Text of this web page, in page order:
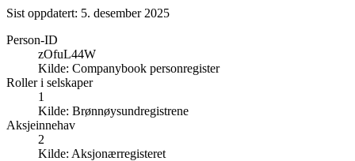
Sist oppdatert: 5. desember 2025
Person-ID
zOfuL44W
Kilde: Companybook personregister
Roller i selskaper
1
Kilde: Brønnøysundregistrene
Aksjeinnehav
2
Kilde: Aksjonærregisteret